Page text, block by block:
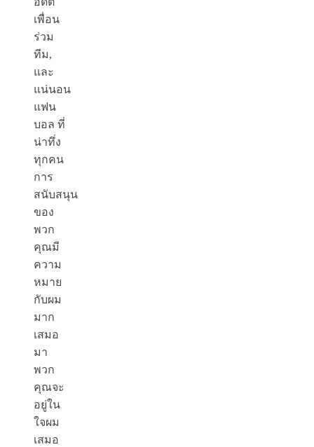
เพื่อน
ร่วม
ทีม,
และ
แน่นอน
แฟน
บอล ที่
น่าทึ่ง
ทุกคน
การ
สนับสนุน
ของ
พวก
คุณมี
ความ
หมาย
กับผม
มาก
เสมอ
มา
พวก
คุณจะ
อยู่ใน
ใจผม
เสมอ